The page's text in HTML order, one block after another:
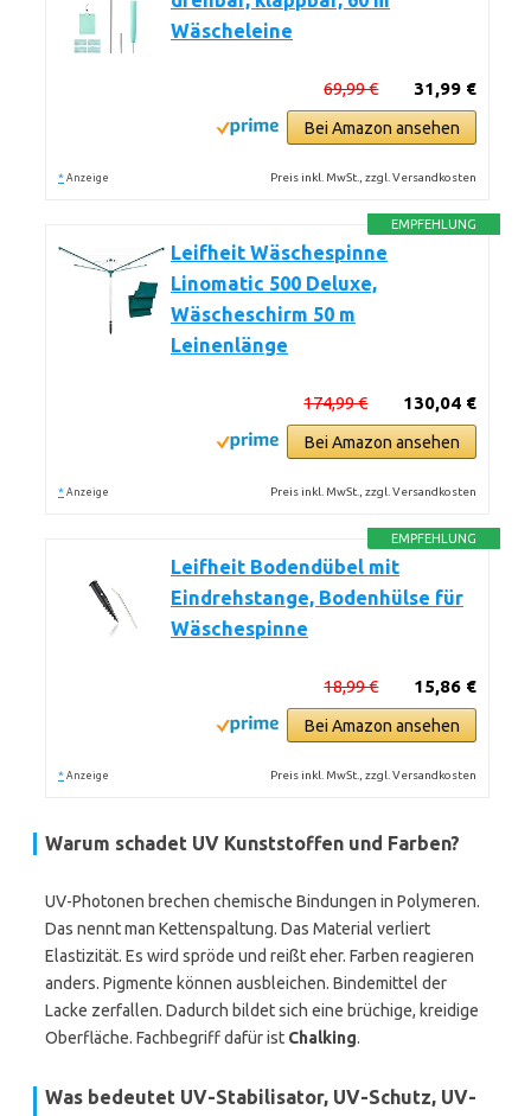
Wäscheleine
31,99 €
69,99 €
Bei Amazon ansehen
* Anzeige Preis inkl. MwSt., zzgl. Versandkosten
EMPFEHLUNG
Leifheit Wäschespinne
Linomatic 500 Deluxe,
Wäscheschirm 50 m
Leinenlänge
130,04 €
174,99 €
Bei Amazon ansehen
* Anzeige Preis inkl. MwSt., zzgl. Versandkosten
EMPFEHLUNG
Leifheit Bodendübel mit
Eindrehstange, Bodenhülse für
Wäschespinne
15,86 €
18,99 €
Bei Amazon ansehen
* Anzeige Preis inkl. MwSt., zzgl. Versandkosten
Warum schadet UV Kunststoffen und Farben?
UV-Photonen brechen chemische Bindungen in Polymeren.
Das nennt man Kettenspaltung. Das Material verliert
Elastizität. Es wird spröde und reißt eher. Farben reagieren
anders. Pigmente können ausbleichen. Bindemittel der
Lacke zerfallen. Dadurch bildet sich eine brüchige, kreidige
Oberfläche. Fachbegriff dafür ist Chalking.
Was bedeutet UV-Stabilisator, UV-Schutz, UV-